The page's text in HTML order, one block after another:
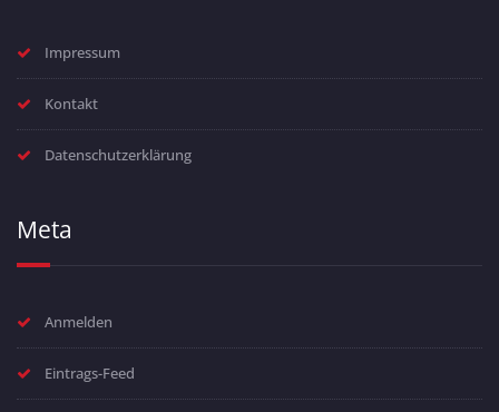
Impressum
Kontakt
Datenschutzerklärung
Meta
Anmelden
Eintrags-Feed